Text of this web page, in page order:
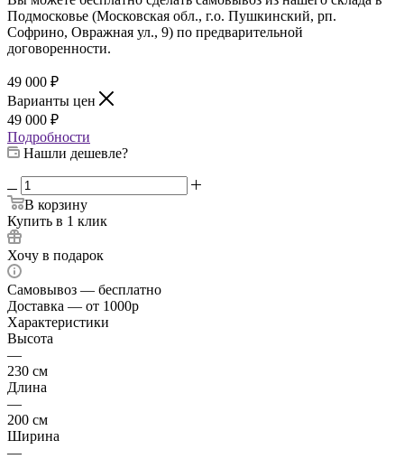
Подмосковье (Московская обл., г.о. Пушкинский, рп.
Софрино, Овражная ул., 9) по предварительной
договоренности.
49 000 ₽
Варианты цен
49 000 ₽
Подробности
Нашли дешевле?
В корзину
Купить в 1 клик
Хочу в подарок
Самовывоз — бесплатно
Доставка — от 1000р
Характеристики
Высота
—
230 см
Длина
—
200 см
Ширина
—